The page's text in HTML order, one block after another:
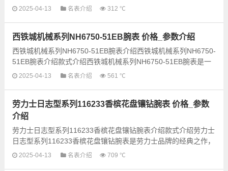
001玫瑰金腕表是一款经典而优雅的手表，采用了高品质的...
2025-04-13 名表介绍 312 ℃
西铁城机械系列NH6750-51EB腕表 价格_参数介绍
西铁城机械系列NH6750-51EB腕表介绍西铁城机械系列NH6750-
51EB腕表介绍款式介绍西铁城机械系列NH6750-51EB腕表是一
款经典而又时尚的机械腕表，采用优质的材质和精湛的工艺打...
2025-04-13 名表介绍 561 ℃
劳力士日志型系列116233香槟花盘镶钻腕表 价格_参数
介绍
劳力士日志型系列116233香槟花盘镶钻腕表介绍款式介绍劳力士
日志型系列116233香槟花盘镶钻腕表是劳力士品牌的经典之作，
以其优雅的设计和精湛的工艺闻名于世。这款手表采用了...
2025-04-13 名表介绍 709 ℃